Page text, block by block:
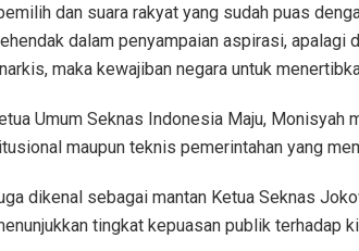
dan suara rakyat yang sudah puas
dalam penyampaian aspirasi, apalagi
maka kewajiban negara untuk
Umum Seknas Indonesia Maju, Monisyah
maupun teknis pemerintahan yang
dikenal sebagai mantan Ketua Seknas
tingkat kepuasan publik terhadap